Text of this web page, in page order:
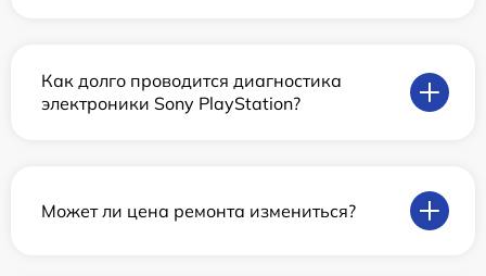
Как долго проводится диагностика
электроники Sony PlayStation?
Может ли цена ремонта измениться?